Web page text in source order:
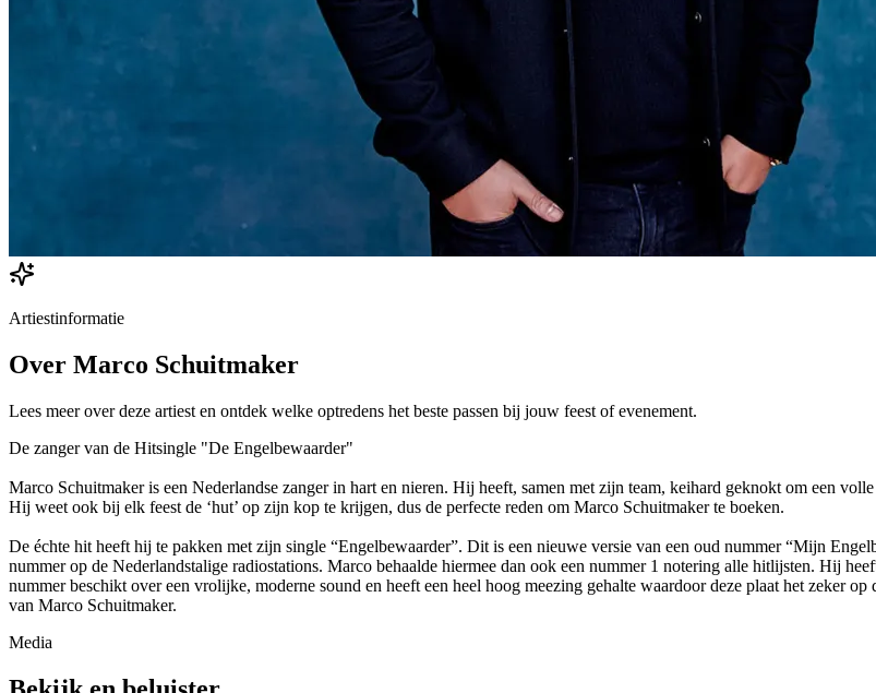
Artiestinformatie
Over Marco Schuitmaker
Lees meer over deze artiest en ontdek welke optredens het beste passen bij jouw feest of evenement.
De zanger van de Hitsingle "De Engelbewaarder"
Marco Schuitmaker is een Nederlandse zanger in hart en nieren. Hij heeft, samen met zijn team, keihard geknokt om een
Hij weet ook bij elk feest de ‘hut’ op zijn kop te krijgen, dus de perfecte reden om Marco Schuitmaker te boeken.
De échte hit heeft hij te pakken met zijn single “Engelbewaarder”. Dit is een nieuwe versie van een oud nummer “Mijn
nummer op de Nederlandstalige radiostations. Marco behaalde hiermee dan ook een nummer 1 notering alle hitlijsten. Hij
nummer beschikt over een vrolijke, moderne sound en heeft een heel hoog meezing gehalte waardoor deze plaat het zeker
van Marco Schuitmaker.
Media